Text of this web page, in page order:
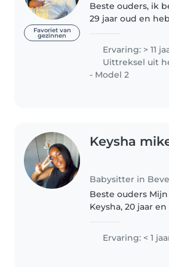
Favoriet van
gezinnen
Beste ouders, ik
29 jaar oud en
heb stages
kleuterschool, de
en in het
Ervaring: > 11
Uittreksel uit
- Model 2
Keysha
Babysitter in
Beste ouders Mijn naam is
Keysha, 20 jaar
waar ik
wetenschappen
studeer. Ik ben
Ervaring: < 1